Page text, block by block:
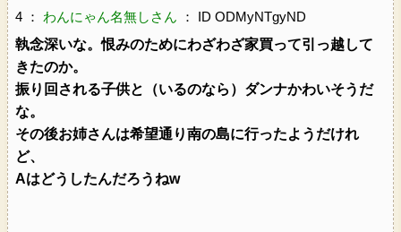
4 ： わんにゃん名無しさん ： ID ODMyNTgyND
執念深いな。恨みのためにわざわざ家買って引っ越して
きたのか。
振り回される子供と（いるのなら）ダンナかわいそうだ
な。
その後お姉さんは希望通り南の島に行ったようだけれ
ど、
Aはどうしたんだろうねw